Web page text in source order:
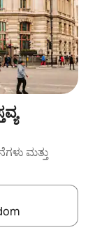
ಮತ್ತು
ಕೀಲಿಗಳೊಂದಿಗೆ